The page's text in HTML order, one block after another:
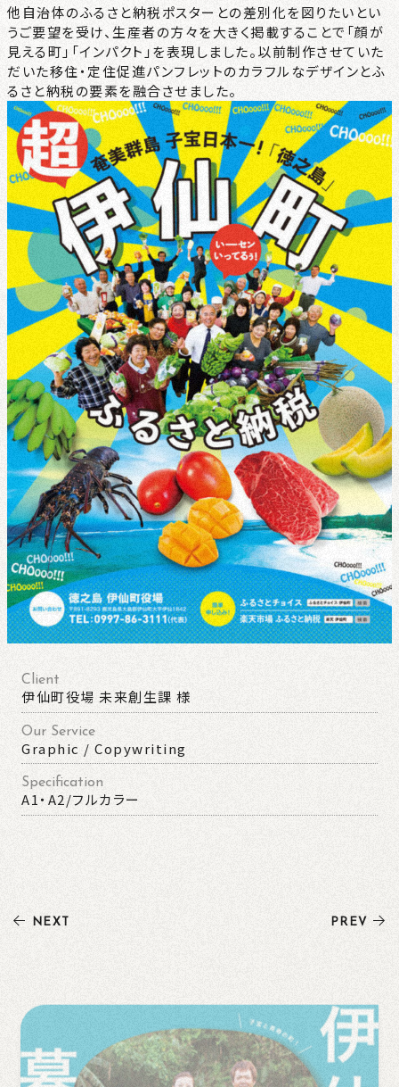
他自治体のふるさと納税ポスターとの差別化を図りたいとい
うご要望を受け、生産者の方々を大きく掲載することで「顔が
見える町」「インパクト」を表現しました。以前制作させていた
だいた移住・定住促進パンフレットのカラフルなデザインとふ
るさと納税の要素を融合させました。
Client
伊仙町役場 未来創生課 様
Our Service
Graphic / Copywriting
Specification
A1・A2/フルカラー
PREV
NEXT
NEWS
PRIVACY